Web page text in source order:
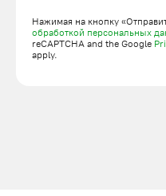
Нажимая на кнопку
обработкой персональных
reCAPTCHA and the Google
apply.